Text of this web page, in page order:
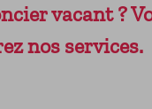
vacant ?
nos services.